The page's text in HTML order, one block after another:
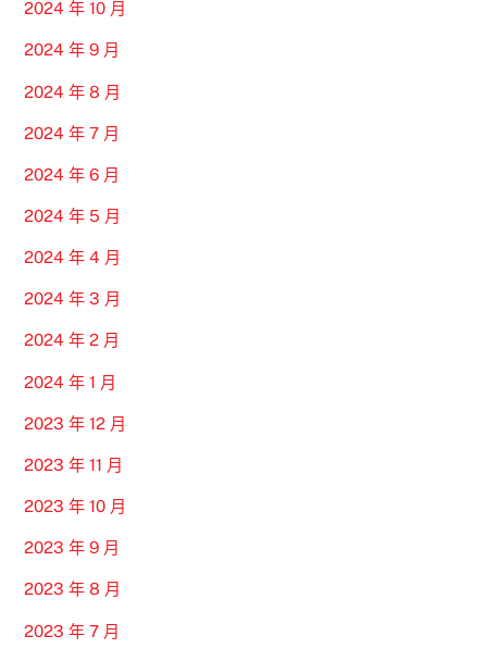
2024 年 10 月
2024 年 9 月
2024 年 8 月
2024 年 7 月
2024 年 6 月
2024 年 5 月
2024 年 4 月
2024 年 3 月
2024 年 2 月
2024 年 1 月
2023 年 12 月
2023 年 11 月
2023 年 10 月
2023 年 9 月
2023 年 8 月
2023 年 7 月